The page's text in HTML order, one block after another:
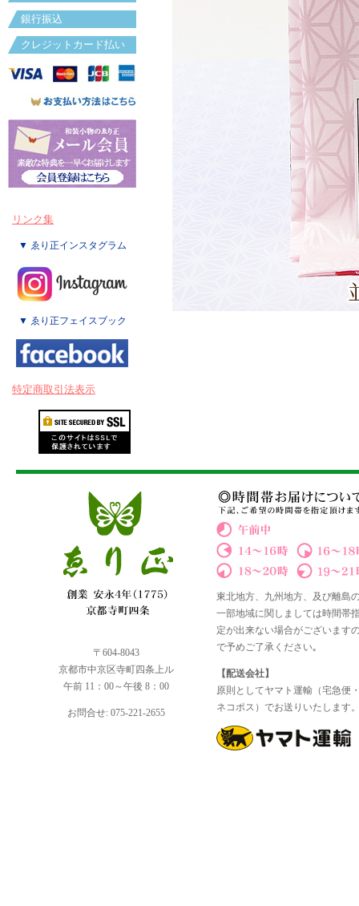
銀行振込
クレジットカード払い
リンク集
▼ ゑり正インスタグラム
▼ ゑり正フェイスブック
特定商取引法表示
〒604-8043
京都市中京区寺町四条上ル
午前 11：00～午後 8：00
お問合せ: 075-221-2655
東北地方、九州地方、及び離島
一部地域に関しましては時間帯
定が出来ない場合がございます
で予めご了承ください｡
【配送会社】
原則としてヤマト運輸（宅急便
ネコポス）でお送りいたします